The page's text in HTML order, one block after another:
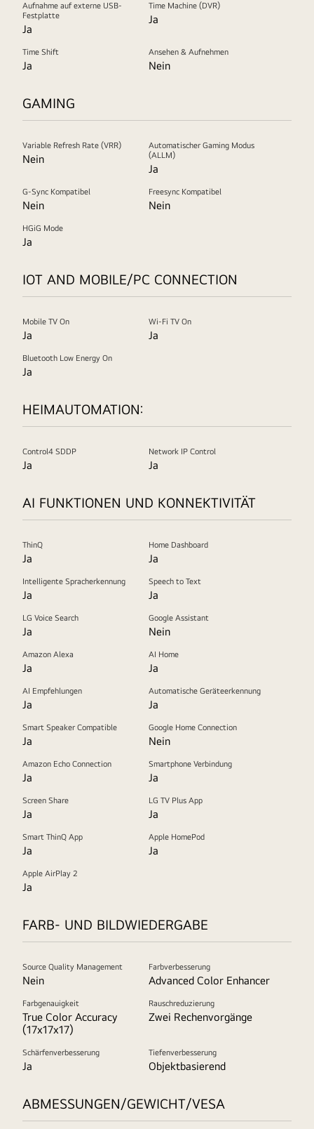
Aufnahme auf externe USB-
Festplatte
Ja
Time Machine (DVR)
Ja
Time Shift
Ja
Ansehen & Aufnehmen
Nein
GAMING
Variable Refresh Rate (VRR)
Nein
Automatischer Gaming Modus
(ALLM)
Ja
G-Sync Kompatibel
Nein
Freesync Kompatibel
Nein
HGiG Mode
Ja
IOT AND MOBILE/PC CONNECTION
Mobile TV On
Ja
Wi-Fi TV On
Ja
Bluetooth Low Energy On
Ja
HEIMAUTOMATION:
Control4 SDDP
Ja
Network IP Control
Ja
AI FUNKTIONEN UND KONNEKTIVITÄT
ThinQ
Ja
Home Dashboard
Ja
Intelligente Spracherkennung
Ja
Speech to Text
Ja
LG Voice Search
Ja
Google Assistant
Nein
Amazon Alexa
Ja
AI Home
Ja
AI Empfehlungen
Ja
Automatische Geräteerkennung
Ja
Smart Speaker Compatible
Ja
Google Home Connection
Nein
Amazon Echo Connection
Ja
Smartphone Verbindung
Ja
Screen Share
Ja
LG TV Plus App
Ja
Smart ThinQ App
Ja
Apple HomePod
Ja
Apple AirPlay 2
Ja
FARB- UND BILDWIEDERGABE
Source Quality Management
Nein
Farbverbesserung
Advanced Color Enhancer
Farbgenauigkeit
True Color Accuracy
(17x17x17)
Rauschreduzierung
Zwei Rechenvorgänge
Schärfenverbesserung
Ja
Tiefenverbesserung
Objektbasierend
ABMESSUNGEN/GEWICHT/VESA